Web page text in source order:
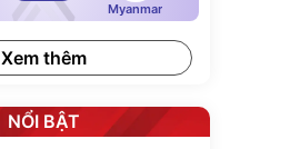
Myanmar
Xem thêm
NỔI BẬT